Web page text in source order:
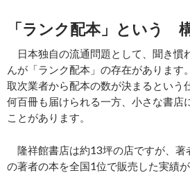
「ランク配本」という
日本独自の流通問題として、聞き慣
んが「ランク配本」の存在があります
取次業者から配本の数が決まるという
何百冊も届けられる一方、小さな書店
ことがあります。
隆祥館書店は約13坪の店ですが、著
の著者の本を全国1位で販売した実績